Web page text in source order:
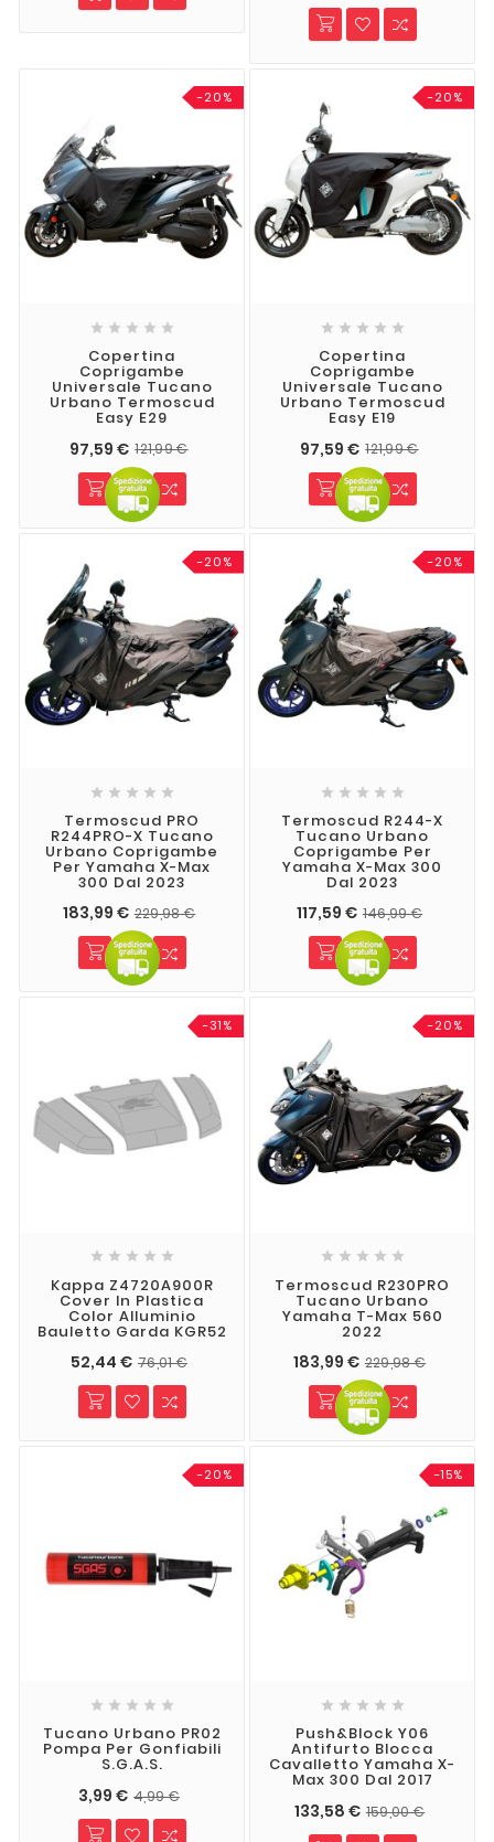
-20%
    
Copertina
Coprigambe
Universale Tucano
Urbano Termoscud
Easy E29
97,59 € 121,99 €
-20%
    
Copertina
Coprigambe
Universale Tucano
Urbano Termoscud
Easy E19
97,59 € 121,99 €
-20%
    
Termoscud PRO
R244PRO-X Tucano
Urbano Coprigambe
Per Yamaha X-Max
300 Dal 2023
183,99 € 229,98 €
-20%
    
Termoscud R244-X
Tucano Urbano
Coprigambe Per
Yamaha X-Max 300
Dal 2023
117,59 € 146,99 €
-31%
    
Kappa Z4720A900R
Cover In Plastica
Color Alluminio
Bauletto Garda KGR52
52,44 € 76,01 €
-20%
    
Termoscud R230PRO
Tucano Urbano
Yamaha T-Max 560
2022
183,99 € 229,98 €
-20%
    
Tucano Urbano PR02
Pompa Per Gonfiabili
S.G.A.S.
3,99 € 4,99 €
-15%
    
Push&Block Y06
Antifurto Blocca
Cavalletto Yamaha X-
Max 300 Dal 2017
133,58 € 159,00 €